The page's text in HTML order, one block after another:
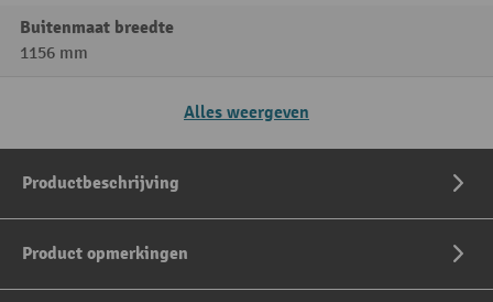
Buitenmaat breedte
1156 mm
Alles weergeven
Productbeschrijving
Product opmerkingen